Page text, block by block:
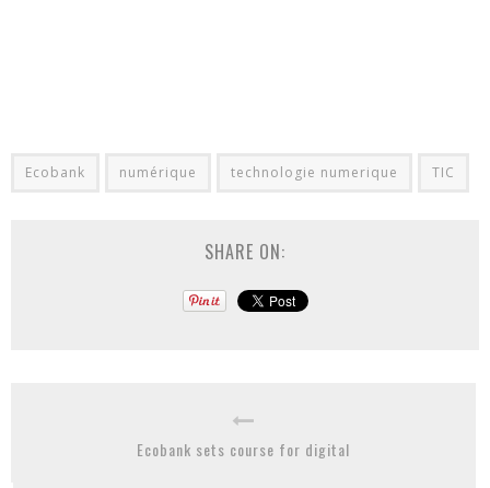
Ecobank numérique technologie numerique TIC
SHARE ON:
Ecobank sets course for digital